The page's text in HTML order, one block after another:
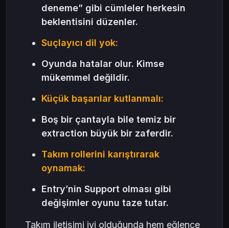
deneme” gibi cümleler herkesin
beklentisini düzenler.
Suçlayıcı dil yok:
Oyunda hatalar olur. Kimse
mükemmel değildir.
Küçük başarılar kutlanmalı:
Boş bir çantayla bile temiz bir
extraction büyük bir zaferdir.
Takım rollerini karıştırarak
oynamak:
Entry’nin Support olması gibi
değişimler oyunu taze tutar.
Takım iletişimi iyi olduğunda hem eğlence